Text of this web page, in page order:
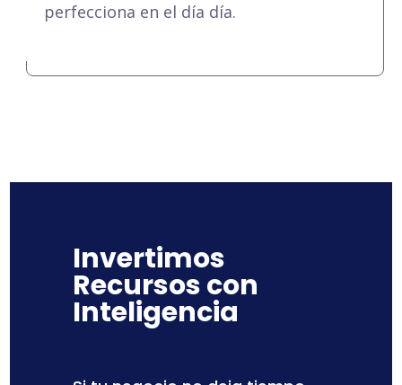
perfecciona en el día día.
Invertimos
Recursos con
Inteligencia